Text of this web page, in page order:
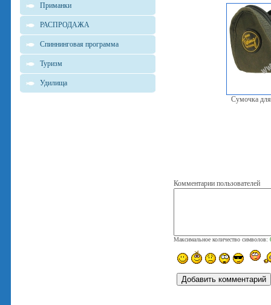
Приманки
РАСПРОДАЖА
Спиннинговая программа
Туризм
Удилища
Сумочка
Комментарии пользователей
Максимальное количество символов: